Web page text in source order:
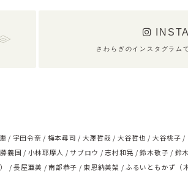
さわらぎのインスタグラム
宇田令奈 梅本尋司 大澤哲哉 大谷哲也 大谷桃子
義国 小林耶摩人 サブロウ 志村和晃 鈴木敬子 鈴
長屋亜美 南部恭子 東恩納美架 ふるいともかず（木